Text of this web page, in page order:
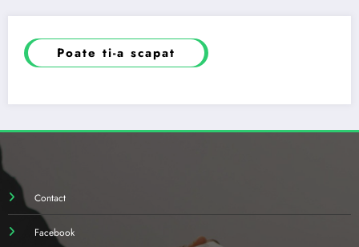
Poate ti-a scapat
Contact
Facebook